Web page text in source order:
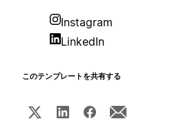
Instagram
LinkedIn
このテンプレートを共有する